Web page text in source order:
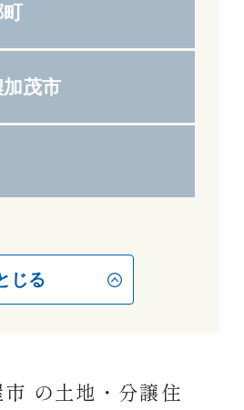
茂市
じる
の土地・分譲住